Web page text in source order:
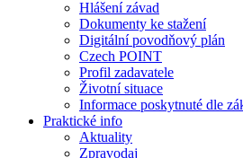
Hlášení závad
Dokumenty ke stažení
Digitální povodňový plán
Czech POINT
Profil zadavatele
Životní situace
Informace poskytnuté dle
Praktické info
Aktuality
Zpravodaj